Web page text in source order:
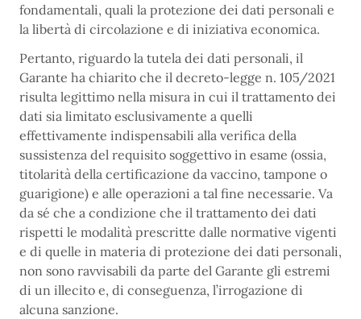
fondamentali, quali la protezione dei dati personali e
la libertà di circolazione e di iniziativa economica.
Pertanto, riguardo la tutela dei dati personali, il
Garante ha chiarito che il decreto-legge n. 105/2021
risulta legittimo nella misura in cui il trattamento dei
dati sia limitato esclusivamente a quelli
effettivamente indispensabili alla verifica della
sussistenza del requisito soggettivo in esame (ossia,
titolarità della certificazione da vaccino, tampone o
guarigione) e alle operazioni a tal fine necessarie. Va
da sé che a condizione che il trattamento dei dati
rispetti le modalità prescritte dalle normative vigenti
e di quelle in materia di protezione dei dati personali,
non sono ravvisabili da parte del Garante gli estremi
di un illecito e, di conseguenza, l’irrogazione di
alcuna sanzione.